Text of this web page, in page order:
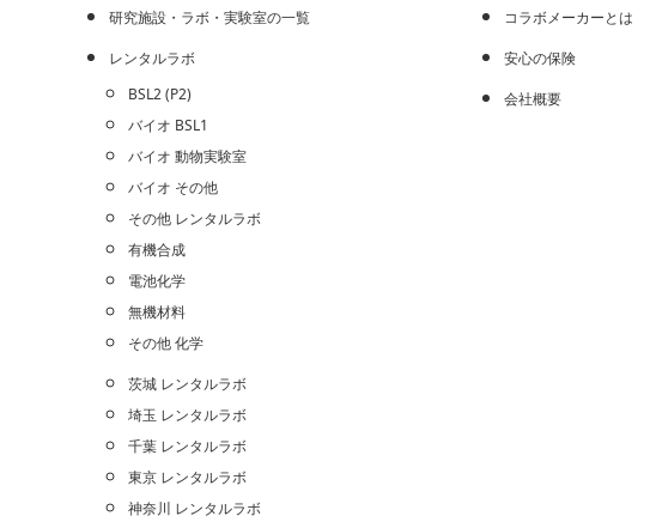
研究施設・ラボ・実験室の一覧
レンタルラボ
BSL2 (P2)
バイオ BSL1
バイオ 動物実験室
バイオ その他
その他 レンタルラボ
有機合成
電池化学
無機材料
その他 化学
茨城 レンタルラボ
埼玉 レンタルラボ
千葉 レンタルラボ
東京 レンタルラボ
神奈川 レンタルラボ
コラボメーカーとは
安心の保険
会社概要